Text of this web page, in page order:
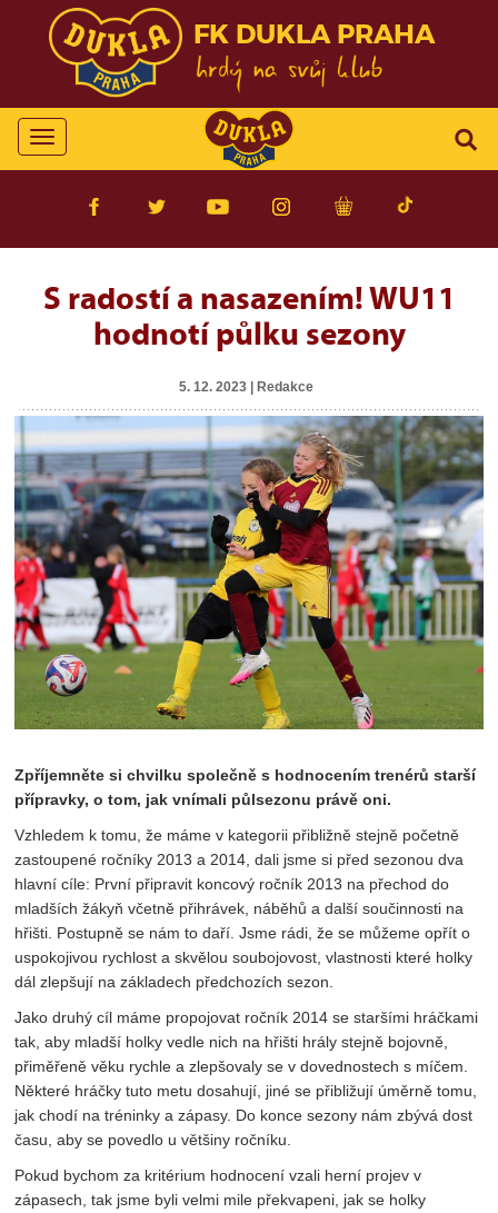
FK DUKLA PRAHA
Toggle
navigation
S radostí a nasazením! WU11
hodnotí půlku sezony
5. 12. 2023 | Redakce
Zpříjemněte si chvilku společně s hodnocením trenérů starší
přípravky, o tom, jak vnímali půlsezonu právě oni.
Vzhledem k tomu, že máme v kategorii přibližně stejně početně
zastoupené ročníky 2013 a 2014, dali jsme si před sezonou dva
hlavní cíle: První připravit koncový ročník 2013 na přechod do
mladších žákyň včetně přihrávek, náběhů a další součinnosti na
hřišti. Postupně se nám to daří. Jsme rádi, že se můžeme opřít o
uspokojivou rychlost a skvělou soubojovost, vlastnosti které holky
dál zlepšují na základech předchozích sezon.
Jako druhý cíl máme propojovat ročník 2014 se staršími hráčkami
tak, aby mladší holky vedle nich na hřišti hrály stejně bojovně,
přiměřeně věku rychle a zlepšovaly se v dovednostech s míčem.
Některé hráčky tuto metu dosahují, jiné se přibližují úměrně tomu,
jak chodí na tréninky a zápasy. Do konce sezony nám zbývá dost
času, aby se povedlo u většiny ročníku.
Pokud bychom za kritérium hodnocení vzali herní projev v
zápasech, tak jsme byli velmi mile překvapeni, jak se holky